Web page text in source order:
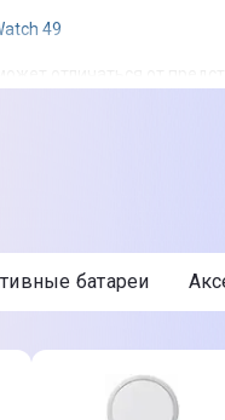
49
отличаться от
батареи